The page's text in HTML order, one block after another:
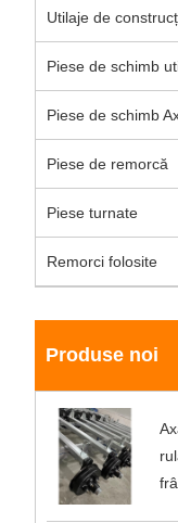
Utilaje de
Piese de schimb
Piese de schimb
Piese de remorcă
Piese turnate
Remorci folosite
Produse noi